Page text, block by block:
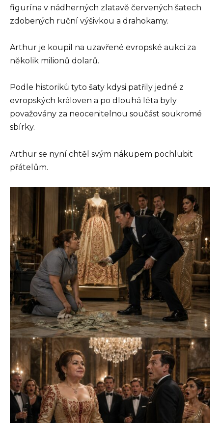
figurína v nádherných zlatavě červených šatech
zdobených ruční výšivkou a drahokamy.
Arthur je koupil na uzavřené evropské aukci za
několik milionů dolarů.
Podle historiků tyto šaty kdysi patřily jedné z
evropských královen a po dlouhá léta byly
považovány za neocenitelnou součást soukromé
sbírky.
Arthur se nyní chtěl svým nákupem pochlubit
přátelům.